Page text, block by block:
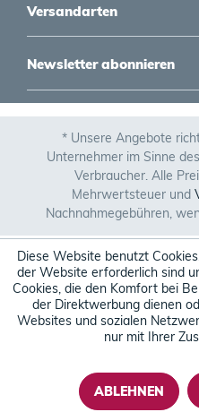
Versandarten
Newsletter abonnieren
* Unsere Angebote
Unternehmer im Sinne
Verbraucher. Alle
Mehrwertsteuer und
Nachnahmegebühren,
Diese Website benutzt
der Website erforderlich sind
Cookies, die den Komfort bei
der Direktwerbung dienen
Websites und sozialen
nur mit Ihrer
ABLEHNEN